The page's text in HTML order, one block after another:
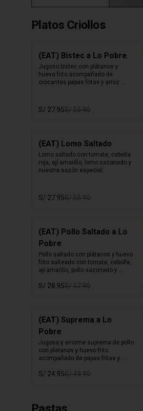
Platos Criollos
(EAT) Bistec a Lo Pobre
Jugoso bistec con plátanos y
huevo frito acompañado de
crocantes papas fritas y arroz
S/ 27.95S/ 55.90
(EAT) Lomo Saltado
Lomo saltado con tomate, cebolla
roja, ají amarillo, lomo sazonado y
nuestra sazón especial.
S/ 27.95S/ 55.90
(EAT) Pollo Saltado a Lo
Pobre
Pollo saltado con plátanos y huevo
frito salteado con tomate, cebolla,
ají amarillo, pollo sazonado y
S/ 28.95S/ 57.90
(EAT) Suprema a Lo
Pobre
Jugosa y enorme suprema de pollo
con platanos y huevo frito
acompañado de papas fritas y
S/ 24.95S/ 49.90